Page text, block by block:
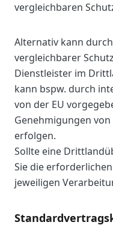
vergleichbaren
Alternativ kann
vergleichbarer
Dienstleister im
kann bspw. durch
von der EU
Genehmigungen
erfolgen.
Sollte eine
Sie die
jeweiligen